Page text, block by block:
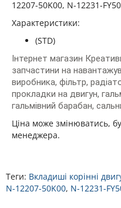
12207-50K00, N-12231-
Характеристики:
(STD)
Інтернет магазин
запчастини на
виробника, фільтр,
прокладки на двигун,
гальмівний барабан,
Ціна може змінюватись,
менеджера.
Теги: Вкладиші корінні
N-12207-50K00, N-12231-